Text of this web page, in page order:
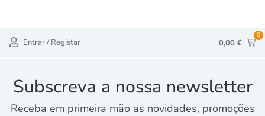
Entrar / Registar 0,00 €
0
Subscreva a nossa newsletter
Receba em primeira mão as novidades, promoções